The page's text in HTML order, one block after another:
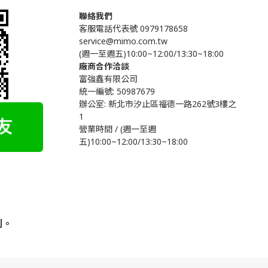
聯絡我們
客服電話代表號 0979178658
service@mimo.com.tw
(週一至週五)10:00~12:00/13:30~18:00
廠商合作洽談
富強鑫有限公司
統一編號: 50987679
辦公室: 新北市汐止區福德一路262號3樓之
1
營業時間 / (週一至週
五)10:00~12:00/13:30~18:00